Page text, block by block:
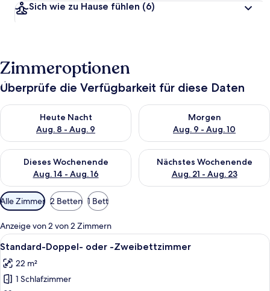
Sich wie zu Hause fühlen (6)
Zimmeroptionen
Überprüfe die Verfügbarkeit für diese Daten
Heute Nacht
Aug. 8 - Aug. 9
Überprüfe die Verfügbarkeit für heute Nacht, Aug. 8 - Aug. 9.
Morgen
Aug. 9 - Aug. 10
Überprüfe die Verfügbarkeit
Dieses Wochenende
Aug. 14 - Aug. 16
Überprüfe die Verfügbarkeit für dieses Wochenende, Aug. 14
Nächstes Wochenende
Aug. 21 - Aug. 23
Überprüfe die Verfügbarkeit
Verfügbare
Filter
für
Zimmer
Alle Zimmer 2 Betten 1 Bett
Anzeige von 2 von 2 Zimmern
Alle
Fotos
für
Standard-
Ein Hotelzimmer mit einem großen
9
Standard-Doppel- oder -Zweibettzimmer
22 m²
1 Schlafzimmer